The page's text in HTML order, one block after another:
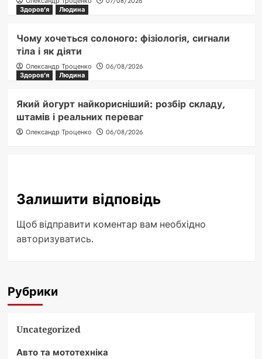
Здоров'я
Людина
Чому хочеться солоного: фізіологія, сигнали
тіла і як діяти
Олександр Троценко
06/08/2026
Здоров'я
Людина
Який йогурт найкорисніший: розбір складу,
штамів і реальних переваг
Олександр Троценко 06/08/2026
Залишити відповідь
Щоб відправити коментар вам необхідно
авторизуватись.
Рубрики
Uncategorized
Авто та мототехніка